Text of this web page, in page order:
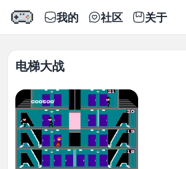
我的 社区 关于
电梯大战